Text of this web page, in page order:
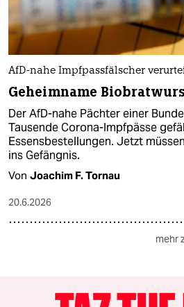
AfD-nahe Impfpassfälscher
Geheimname
Der AfD-nahe Pächter einer
Tausende Corona-Impfpässe
Essensbestellungen. Jetzt
ins Gefängnis.
Von Joachim F. Tornau
20.6.2026
mehr